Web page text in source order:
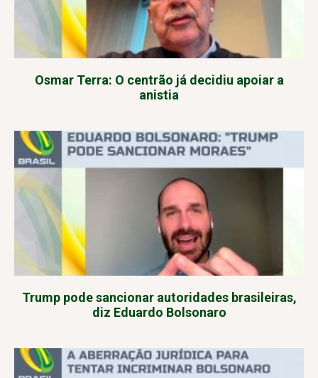
Osmar Terra: O centrão já decidiu apoiar a
anistia
Trump pode sancionar autoridades brasileiras,
diz Eduardo Bolsonaro